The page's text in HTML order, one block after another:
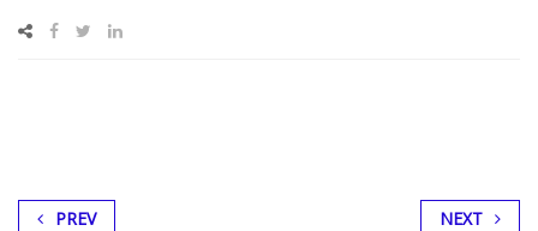
PREV NEXT